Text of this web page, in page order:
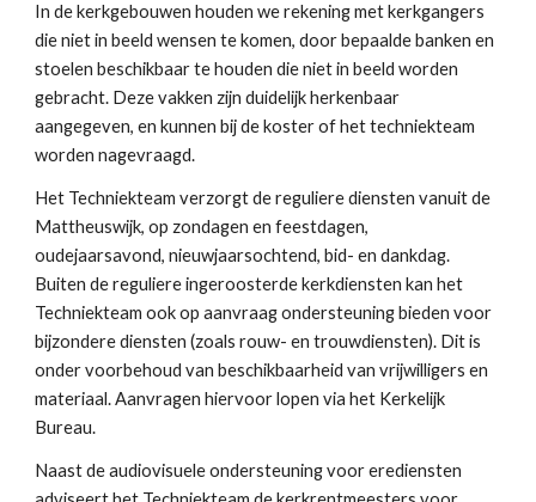
In de kerkgebouwen houden we rekening met kerkgangers
die niet in beeld wensen te komen, door bepaalde banken en
stoelen beschikbaar te houden die niet in beeld worden
gebracht. Deze vakken zijn duidelijk herkenbaar
aangegeven, en kunnen bij de koster of het techniekteam
worden nagevraagd.
Het Techniekteam verzorgt de reguliere diensten vanuit de
Mattheuswijk, op zondagen en feestdagen,
oudejaarsavond, nieuwjaarsochtend, bid- en dankdag.
Buiten de reguliere ingeroosterde kerkdiensten kan het
Techniekteam ook op aanvraag ondersteuning bieden voor
bijzondere diensten (zoals rouw- en trouwdiensten). Dit is
onder voorbehoud van beschikbaarheid van vrijwilligers en
materiaal. Aanvragen hiervoor lopen via het Kerkelijk
Bureau.
Naast de audiovisuele ondersteuning voor erediensten